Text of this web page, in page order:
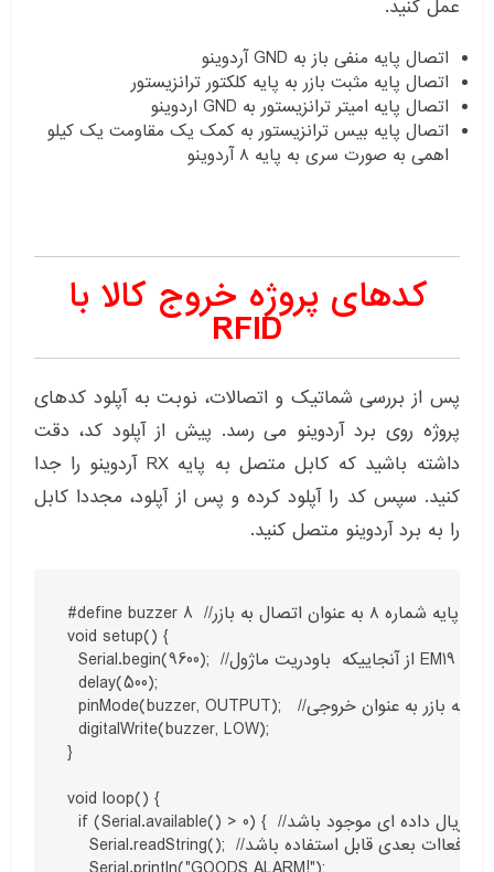
عمل کنید.
اتصال پایه منفی باز به GND آردوینو
اتصال پایه مثبت بازر به پایه کلکتور ترانزیستور
اتصال پایه امیتر ترانزیستور به GND اردوینو
اتصال پایه بیس ترانزیستور به کمک یک مقاومت یک کیلو
اهمی به صورت سری به پایه ۸ آردوینو
کدهای پروژه خروج کالا با
RFID
پس از بررسی شماتیک و اتصالات، نوبت به آپلود کدهای
پروژه روی برد آردوینو می رسد. پیش از آپلود کد، دقت
داشته باشید که کابل متصل به پایه RX آردوینو را جدا
کنید. سپس کد را آپلود کرده و پس از آپلود، مجددا کابل
را به برد آردوینو متصل کنید.
#define buzzer 8  //انتخاب پایه شماره ۸ به عنوان اتصال به بازر
void setup() {
  Serial.begin(9600);  //از آنجاییکه  باودریت ماژول EM19 برابر با ۹۶۰۰ است، لذا این مقدار تعیین می گردد.
  delay(500);
  pinMode(buzzer, OUTPUT);   //تعیین پایه بازر به عنوان خروجی
  digitalWrite(buzzer, LOW);
}
void loop() {
  if (Serial.available() > 0) {  //در صورتیکه در بافر سریال داده ای موجود باشد(داده ای از طرف ماژول EM مبنی بر خواندن تگ وجود داشته باشد)
    Serial.readString();  //داده ها رامی خوانیم که بافر برای دفعاات بعدی قابل استفاده باشد